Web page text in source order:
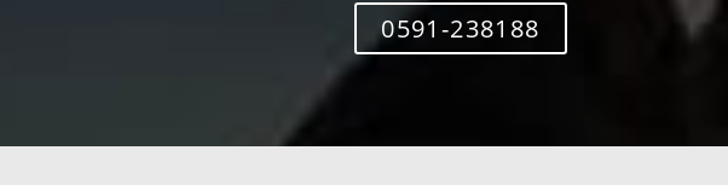
0591-238188